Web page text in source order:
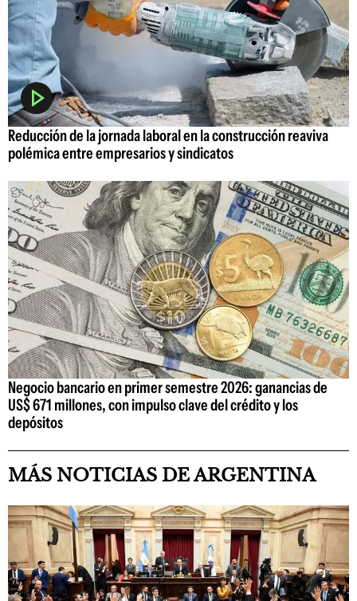
Reducción de la jornada laboral en la construcción reaviva
polémica entre empresarios y sindicatos
Negocio bancario en primer semestre 2026: ganancias de
US$ 671 millones, con impulso clave del crédito y los
depósitos
MÁS NOTICIAS DE ARGENTINA